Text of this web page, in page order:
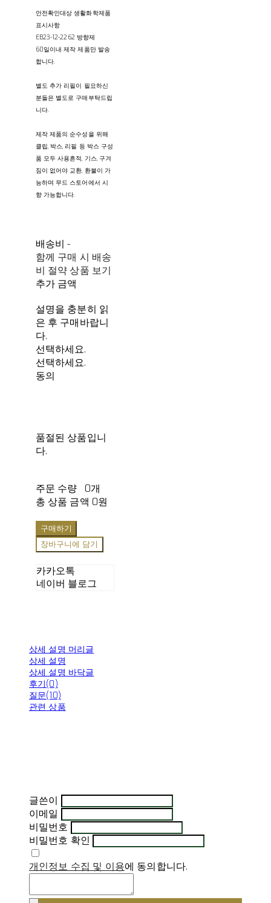
안전확인대상 생활화학제품
표시사항
EB23-12-2262 방향제
60일이내 제작 제품만 발송
합니다.
별도 추가 리필이 필요하신
분들은 별도로 구매부탁드립
니다.
제작 제품의 순수성을 위해
클립, 박스, 리필 등 박스 구성
품 모두 사용흔적, 기스, 구겨
짐이 없어야 교환, 환불이 가
능하며 무드 스토어에서 시
향 가능합니다.
배송비-
함께 구매 시 배송
비 절약 상품 보기
추가 금액
설명을 충분히 읽
은 후 구매바랍니
다.
선택하세요.
선택하세요.
동의
품절된 상품입니
다.
주문 수량
0개
총 상품 금액 0원
구매하기
장바구니에 담기
카카오톡
네이버 블로그
상세 설명 머리글
상세 설명
상세 설명 바닥글
후기(0)
질문(10)
관련 상품
글쓴이
이메일
비밀번호
비밀번호 확인
개인정보 수집 및 이용에 동의합니다.